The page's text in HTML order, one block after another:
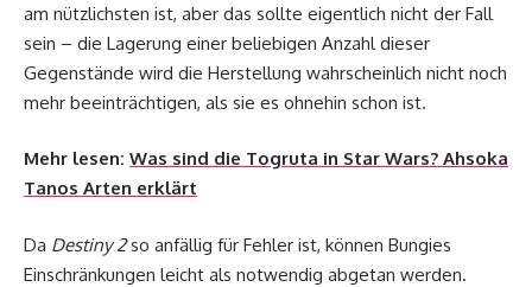
am nützlichsten ist, aber das sollte eigentlich nicht der Fall
sein – die Lagerung einer beliebigen Anzahl dieser
Gegenstände wird die Herstellung wahrscheinlich nicht noch
mehr beeinträchtigen, als sie es ohnehin schon ist.
Mehr lesen: Was sind die Togruta in Star Wars? Ahsoka
Tanos Arten erklärt
Da Destiny 2so anfällig für Fehler ist, können Bungies
Einschränkungen leicht als notwendig abgetan werden.